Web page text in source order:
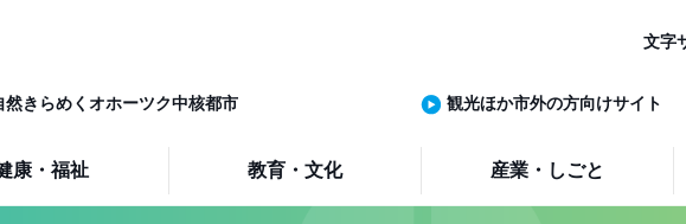
然きらめくオホーツク中核都市
康・福祉 教育・文化 産業・しごと
文字
観光ほか市外の方向けサイト